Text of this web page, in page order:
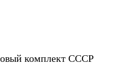
комплект СССР